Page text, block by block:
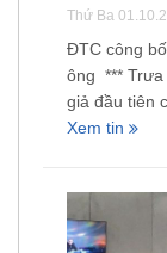
Thứ Ba
ĐTC công
ông *** Trưa
giả đầu tiên
Xem tin